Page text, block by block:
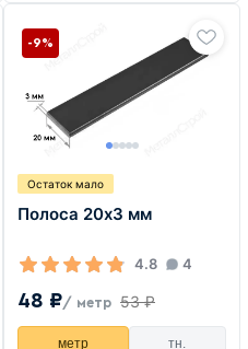
Остаток мало
Полоса 20х3 мм
4.8 4
48 ₽/ метр 53 ₽
-9%
метр тн.